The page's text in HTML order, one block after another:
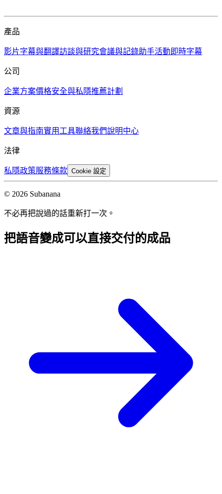
產品
影片字幕與翻譯訪談與研究會議與記錄助手活動即時字幕
公司
企業方案價格安全與私隱推薦計劃
資源
文章與指南實用工具聯絡我們說明中心
法律
私隱政策服務條款 Cookie 設定
© 2026 Subanana
不必再把說過的話重新打一次。
把語音變成可以直接交付的成品